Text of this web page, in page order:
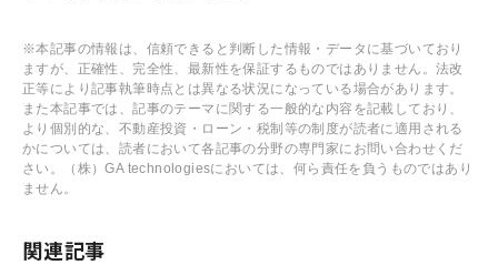
※本記事の情報は、信頼できると判断した情報・データに基づいており
ますが、正確性、完全性、最新性を保証するものではありません。法改
正等により記事執筆時点とは異なる状況になっている場合があります。
また本記事では、記事のテーマに関する一般的な内容を記載しており、
より個別的な、不動産投資・ローン・税制等の制度が読者に適用される
かについては、読者において各記事の分野の専門家にお問い合わせくだ
さい。（株）GA technologiesにおいては、何ら責任を負うものではあり
ません。
関連記事